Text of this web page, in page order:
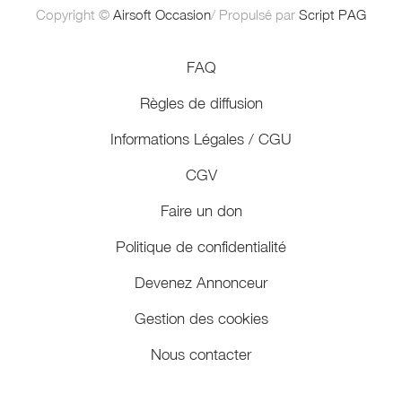
Copyright © Airsoft Occasion/ Propulsé par Script PAG
FAQ
Règles de diffusion
Informations Légales / CGU
CGV
Faire un don
Politique de confidentialité
Devenez Annonceur
Gestion des cookies
Nous contacter